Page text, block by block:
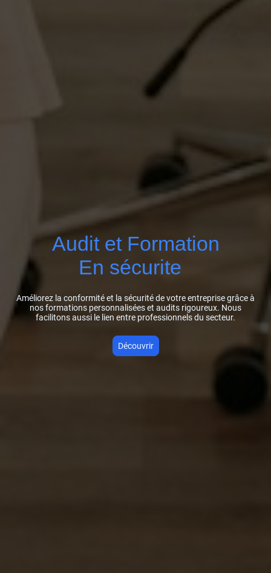
Audit et Formation
En sécurite
Améliorez la conformité et la sécurité de votre entreprise grâce à
nos formations personnalisées et audits rigoureux. Nous
facilitons aussi le lien entre professionnels du secteur.
Découvrir